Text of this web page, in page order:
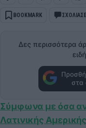
BOOKMARK ΣΧΟΛΙΑΣΕ
Δες περισσότερα
στα
Σύμφωνα με όσα
Λατινικής Αμερικής